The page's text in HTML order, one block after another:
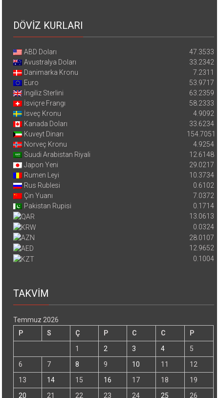
DÖVİZ KURLARI
ABD Doları
47.3533
Avustralya Doları
33.2342
Danimarka Kronu
7.2311
Euro
53.9717
İngiliz Sterlini
63.2359
İsviçre Frangı
58.2333
İsveç Kronu
4.9092
Kanada Doları
33.6234
Kuveyt Dinarı
154.7051
Norveç Kronu
4.9254
Suudi Arabistan Riyali
12.6148
Japon Yeni
29.0217
Rumen Leyi
10.3734
Rus Rublesi
0.6102
Çin Yuanı
7.0372
Pakistan Rupisi
0.1714
13.0613
0.0324
28.0107
12.9652
0.1004
TAKVİM
Temmuz 2026
P
S Ç P C C
P
1
2 3 4
5
6
7 8 9 10 11
12
13
14 15 16 17 18
19
20
21 22 23 24 25 26